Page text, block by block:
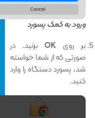
ورود به کمک پسورد
بر رویOK بزنید. در
صورتی که از شما خواسته
شد، پسورد دستگاه را وارد
کنید.